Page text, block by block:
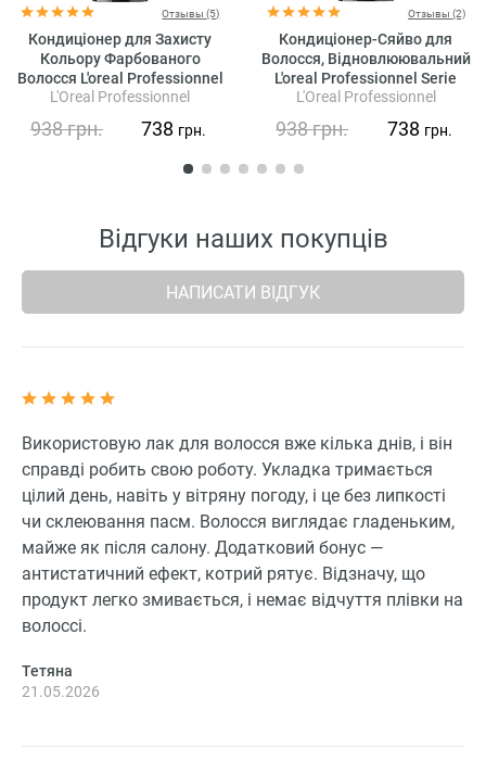
Отзывы (5)
Кондиціонер для Захисту
Кольору Фарбованого
Волосся L'oreal Professionnel
Serie Expert Vitamino Color
L'Oreal Professionnel
938грн. 738 грн.
Отзывы (2)
Кондиціонер-Сяйво для
Волосся, Відновлюювальний
L'oreal Professionnel Serie
Expert Blondifier Illuminating
L'Oreal Professionnel
938грн. 738 грн.
Відгуки наших покупців
НАПИСАТИ ВІДГУК
Використовую лак для волосся вже кілька днів, і він
справді робить свою роботу. Укладка тримається
цілий день, навіть у вітряну погоду, і це без липкості
чи склеювання пасм. Волосся виглядає гладеньким,
майже як після салону. Додатковий бонус —
антистатичний ефект, котрий рятує. Відзначу, що
продукт легко змивається, і немає відчуття плівки на
волоссі.
Тетяна
21.05.2026